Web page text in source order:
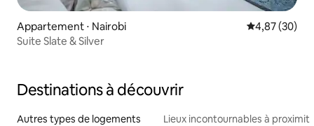
Appartement ⋅ Nairobi Évaluation
4,87 (30)
Suite Slate & Silver
Destinations à découvrir
Autres types de logements Lieux incontournables à